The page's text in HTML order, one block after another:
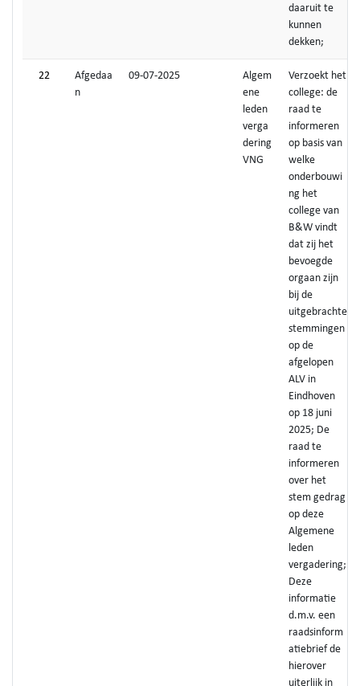
daaruit te
kunnen
dekken;
22
Afgedaa
n
09-07-2025
Algem
ene
leden
verga
dering
VNG
Verzoekt het
college: de
raad te
informeren
op basis van
welke
onderbouwi
ng het
college van
B&W vindt
dat zij het
bevoegde
orgaan zijn
bij de
uitgebrachte
stemmingen
op de
afgelopen
ALV in
Eindhoven
op 18 juni
2025; De
raad te
informeren
over het
stem gedrag
op deze
Algemene
leden
vergadering;
Deze
informatie
d.m.v. een
raadsinform
atiebrief de
hierover
uiterlijk in